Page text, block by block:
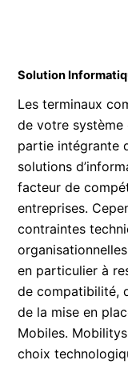
Solution
Les terminaux
de votre système
partie intégrante
solutions
facteur de
entreprises.
contraintes
en particulier à
de compatibilité,
de la mise en
Mobiles.
choix